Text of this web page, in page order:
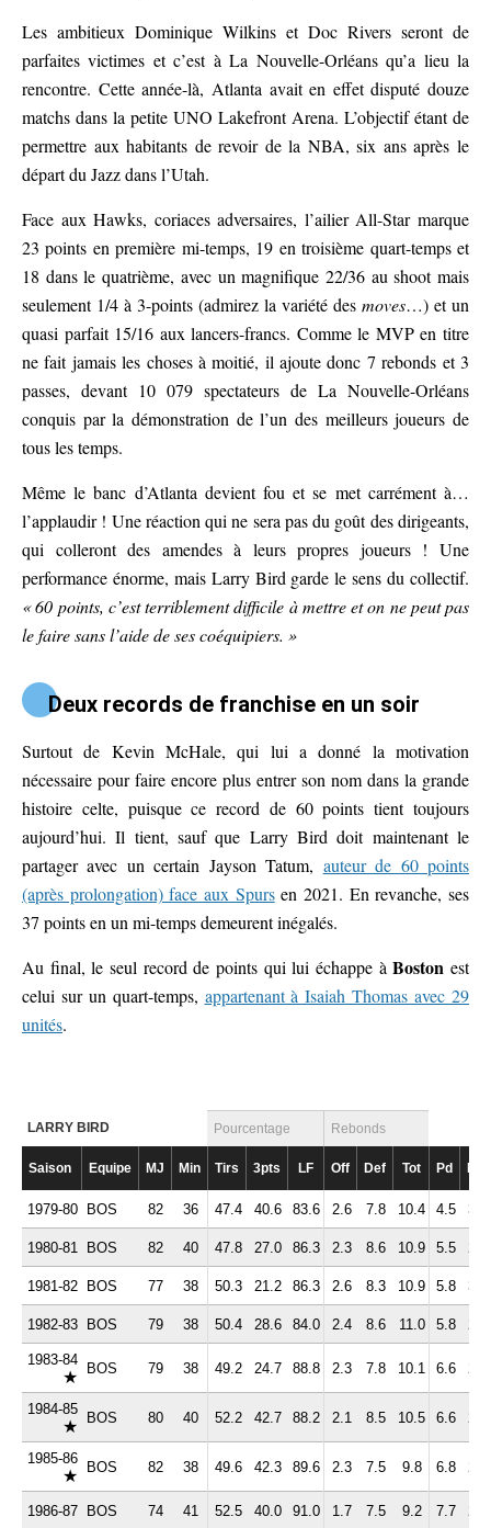
Les ambitieux Dominique Wilkins et Doc Rivers seront de
parfaites victimes et c’est à La Nouvelle-Orléans qu’a lieu la
rencontre. Cette année-là, Atlanta avait en effet disputé douze
matchs dans la petite UNO Lakefront Arena. L’objectif étant de
permettre aux habitants de revoir de la NBA, six ans après le
départ du Jazz dans l’Utah.
Face aux Hawks, coriaces adversaires, l’ailier All-Star marque
23 points en première mi-temps, 19 en troisième quart-temps et
18 dans le quatrième, avec un magnifique 22/36 au shoot mais
seulement 1/4 à 3-points (admirez la variété des moves…) et un
quasi parfait 15/16 aux lancers-francs. Comme le MVP en titre
ne fait jamais les choses à moitié, il ajoute donc 7 rebonds et 3
passes, devant 10 079 spectateurs de La Nouvelle-Orléans
conquis par la démonstration de l’un des meilleurs joueurs de
tous les temps.
Même le banc d’Atlanta devient fou et se met carrément à…
l’applaudir ! Une réaction qui ne sera pas du goût des dirigeants,
qui colleront des amendes à leurs propres joueurs ! Une
performance énorme, mais Larry Bird garde le sens du collectif.
« 60 points, c’est terriblement difficile à mettre et on ne peut pas
le faire sans l’aide de ses coéquipiers. »
Deux records de franchise en un soir
Surtout de Kevin McHale, qui lui a donné la motivation
nécessaire pour faire encore plus entrer son nom dans la grande
histoire celte, puisque ce record de 60 points tient toujours
aujourd’hui. Il tient, sauf que Larry Bird doit maintenant le
partager avec un certain Jayson Tatum, auteur de 60 points
(après prolongation) face aux Spursen 2021. En revanche, ses
37 points en un mi-temps demeurent inégalés.
Au final, le seul record de points qui lui échappe àBoston est
celui sur un quart-temps, appartenant à Isaiah Thomas avec 29
unités.
LARRY BIRD Pourcentage Rebonds
Saison Equipe MJ Min Tirs 3pts LF Off Def Tot Pd
1979-80 BOS 82 36 47.4 40.6 83.6 2.6 7.8 10.4 4.5 3.4
1980-81 BOS 82 40 47.8 27.0 86.3 2.3 8.6 10.9 5.5 2.9
1981-82 BOS 77 38 50.3 21.2 86.3 2.6 8.3 10.9 5.8 3.2
1982-83 BOS 79 38 50.4 28.6 84.0 2.4 8.6 11.0 5.8 2.5
1983-84
★ BOS 79 38 49.2 24.7 88.8 2.3 7.8 10.1 6.6 2.5
1984-85
★ BOS 80 40 52.2 42.7 88.2 2.1 8.5 10.5 6.6 2.6
1985-86
★ BOS 82 38 49.6 42.3 89.6 2.3 7.5 9.8 6.8 2.2
1986-87 BOS 74 41 52.5 40.0 91.0 1.7 7.5 9.2 7.7 2.5